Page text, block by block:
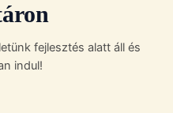
fejlesztés alatt áll és
indul!